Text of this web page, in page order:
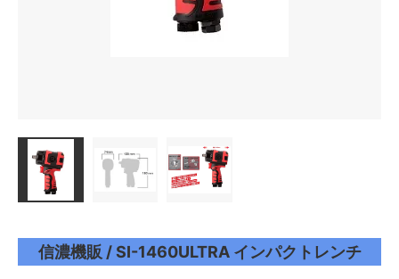
信濃機販 / SI-1460ULTRA インパクトレンチ